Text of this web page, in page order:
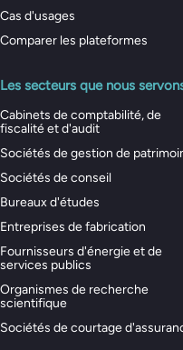
Cas d'usages
Comparer les plateformes
Les secteurs que nous
Cabinets de comptabilité, de
fiscalité et d'audit
Sociétés de gestion de
Sociétés de conseil
Bureaux d'études
Entreprises de fabrication
Fournisseurs d'énergie et de
services publics
Organismes de recherche
scientifique
Sociétés de courtage